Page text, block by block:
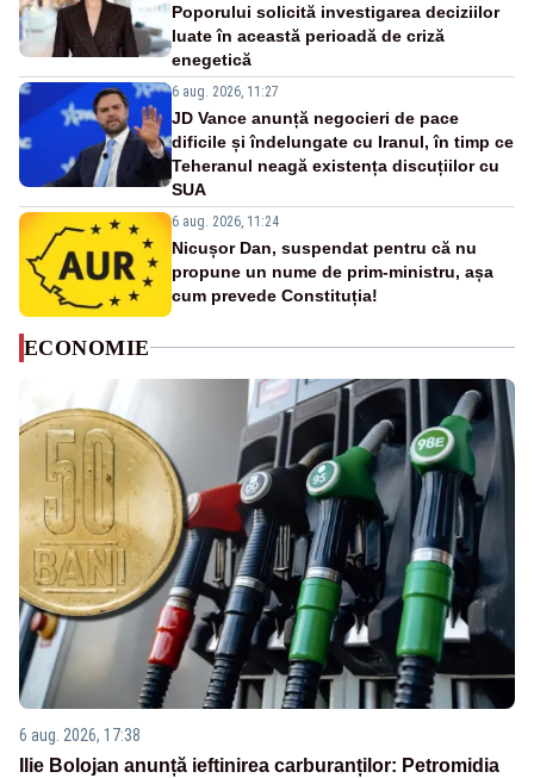
Poporului solicită investigarea deciziilor
luate în această perioadă de criză
enegetică
6 aug. 2026, 11:27
JD Vance anunță negocieri de pace
dificile și îndelungate cu Iranul, în timp ce
Teheranul neagă existența discuțiilor cu
SUA
6 aug. 2026, 11:24
Nicușor Dan, suspendat pentru că nu
propune un nume de prim-ministru, așa
cum prevede Constituția!
ECONOMIE
6 aug. 2026, 17:38
Ilie Bolojan anunță ieftinirea carburanților: Petromidia